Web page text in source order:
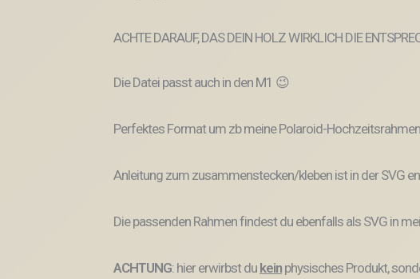
ACHTE DARAUF, DAS DEIN HOLZ WIRKLICH DIE
Die Datei passt auch in den M1 😉
Perfektes Format um zb meine Polaroid-
Anleitung zum zusammenstecken/kleben ist in der SVG
Die passenden Rahmen findest du ebenfalls als SVG in
ACHTUNG: hier erwirbst du kein physisches Produkt,